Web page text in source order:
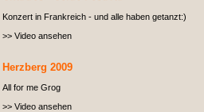
Konzert in Frankreich - und alle haben getanzt:)
>> Video ansehen
Herzberg 2009
All for me Grog
>> Video ansehen